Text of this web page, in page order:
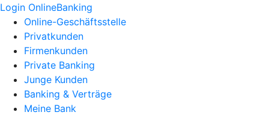
Login OnlineBanking
Online-Geschäftsstelle
Privatkunden
Firmenkunden
Private Banking
Junge Kunden
Banking & Verträge
Meine Bank